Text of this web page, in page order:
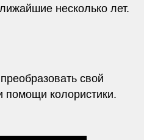
несколько лет.
преобразовать свой
помощи колористики.